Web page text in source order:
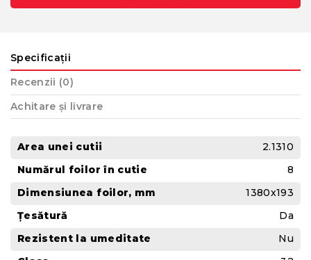
Specificații
Recenzii (0)
Achitare și livrare
Area unei cutii
2.1310
Numărul foilor în cutie
8
Dimensiunea foilor, mm
1380x193
Țesătură
Da
Rezistent la umeditate
Nu